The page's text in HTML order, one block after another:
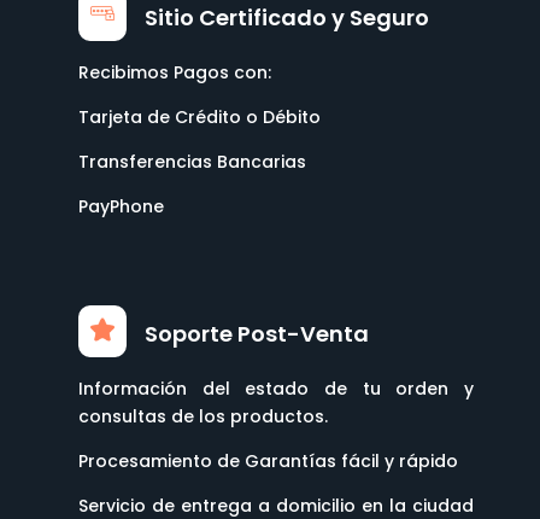
Sitio Certificado y Seguro
Recibimos Pagos con:
Tarjeta de Crédito o Débito
Transferencias Bancarias
PayPhone
Soporte Post-Venta
Información del estado de tu orden y
consultas de los productos.
Procesamiento de Garantías fácil y rápido
Servicio de entrega a domicilio en la ciudad